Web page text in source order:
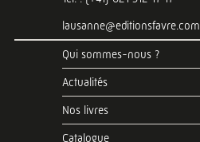
lausanne@editionsfavre.com
Qui sommes-nous ?
Actualités
Nos livres
Catalogue